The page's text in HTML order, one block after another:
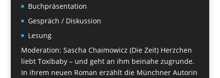
Buchpräsentation
Gespräch / Diskussion
Lesung
Moderation: Sascha Chaimowicz (Die Zeit) Herzchen
liebt Toxibaby – und geht an ihm beinahe zugrunde.
In ihrem neuen Roman erzählt die Münchner Autorin